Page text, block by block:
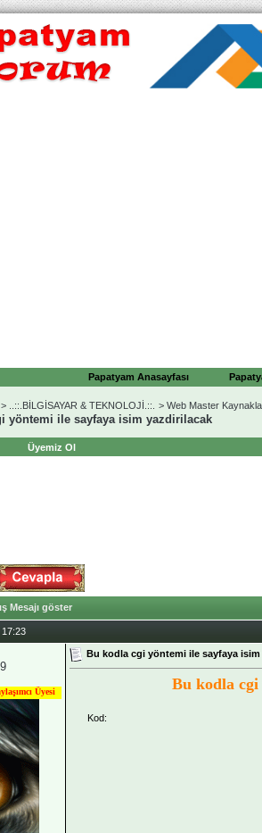
Papatyam Anasayfası
> ..::.BİLGİSAYAR & TEKNOLOJİ.::. > Web Master
yöntemi ile sayfaya isim yazdirilacak
Üyemiz Ol
Mesajı göster
Bu kodla cgi yöntemi ile sayfaya
Bu kodla
Kod: